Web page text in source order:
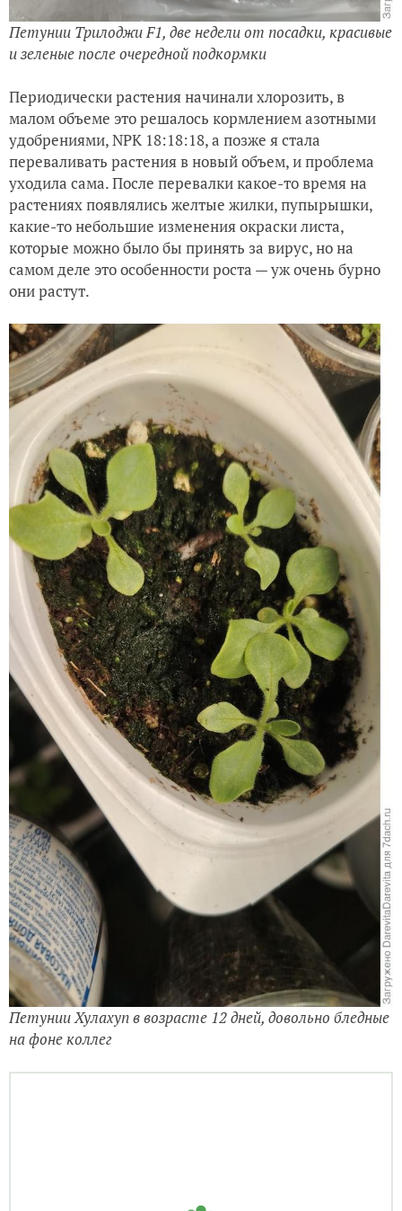
Петунии Трилоджи F1, две недели от посадки, красивые
и зеленые после очередной подкормки
Периодически растения начинали хлорозить, в
малом объеме это решалось кормлением азотными
удобрениями, NPK 18:18:18, а позже я стала
переваливать растения в новый объем, и проблема
уходила сама. После перевалки какое-то время на
растениях появлялись желтые жилки, пупырышки,
какие-то небольшие изменения окраски листа,
которые можно было бы принять за вирус, но на
самом деле это особенности роста — уж очень бурно
они растут.
Петунии Хулахуп в возрасте 12 дней, довольно бледные
на фоне коллег